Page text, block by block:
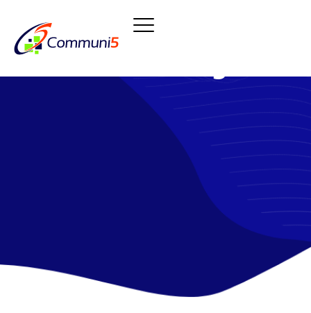
Mobile Core Integration